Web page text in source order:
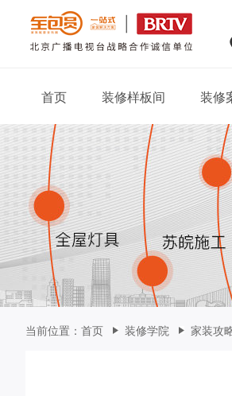
首页 装修样板间 装修
家装
当前位置： 首页 装修学院 家装攻